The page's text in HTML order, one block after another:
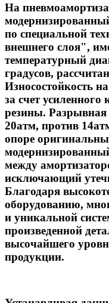
На
по специальной
внешнего слоя",
температурный
градусов,
Износостойкость
за счет
резины. Разрывная
20атм, против
опоре
между
исключающий
Благодаря
оборудованию,
и уникальной
произведенной
высочайшего
продукции.